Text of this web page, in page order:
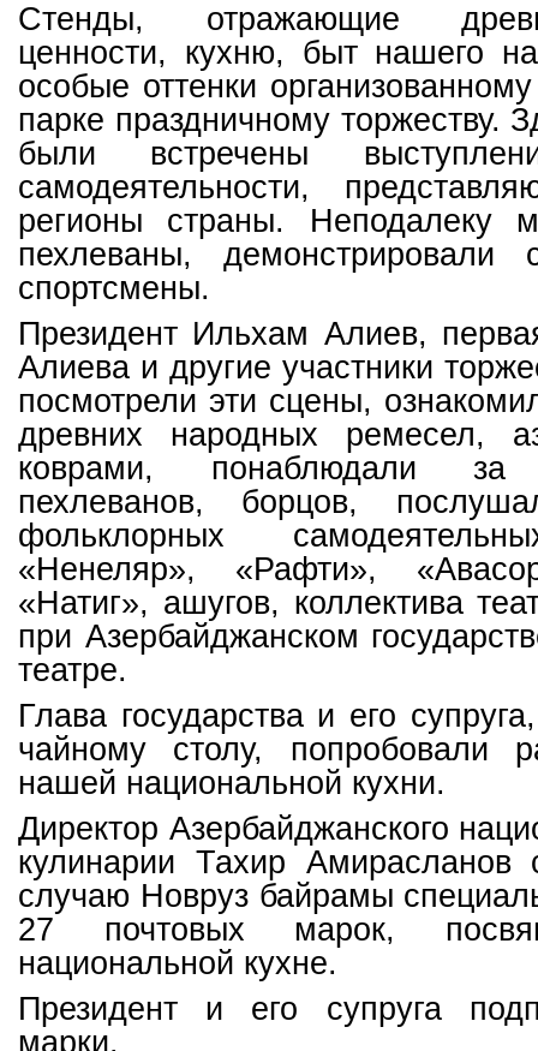
Стенды, отражающие
ценности, кухню, быт нашего
особые оттенки
парке праздничному торжеству.
были встречены
самодеятельности,
регионы страны. Неподалеку
пехлеваны, демонстрировали
спортсмены.
Президент Ильхам Алиев,
Алиева и другие участники
посмотрели эти сцены,
древних народных ремесел,
коврами, понаблюдали за
пехлеванов, борцов,
фольклорных
«Ненеляр», «Рафти»,
«Натиг», ашугов, коллектива
при Азербайджанском
театре.
Глава государства и его
чайному столу, попробовали
нашей национальной кухни.
Директор Азербайджанского
кулинарии Тахир
случаю Новруз байрамы
27 почтовых марок,
национальной кухне.
Президент и его супруга
марки.